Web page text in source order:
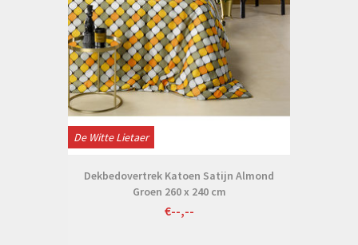
De Witte Lietaer
Dekbedovertrek Katoen Satijn Almond
Groen 260 x 240 cm
€--,--